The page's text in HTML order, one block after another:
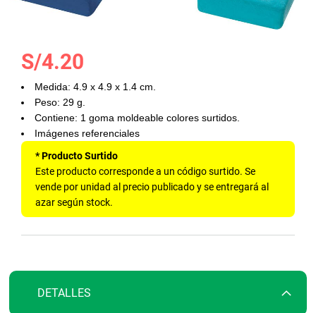
Saltar
comienzo
galería
S/4.20
Medida: 4.9 x 4.9 x 1.4 cm.
Peso: 29 g.
Contiene: 1 goma moldeable colores surtidos.
Imágenes referenciales
* Producto Surtido
Este producto corresponde a un código surtido. Se
vende por unidad al precio publicado y se entregará al
azar según stock.
DETALLES